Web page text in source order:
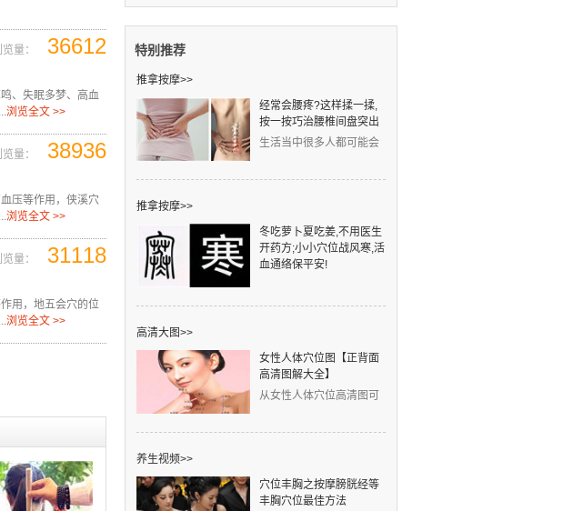
量： 36612
、失眠多梦、高血
浏览全文 >>
量： 38936
压等作用，侠溪穴
浏览全文 >>
量： 31118
用，地五会穴的位
浏览全文 >>
特别推荐
推拿按摩>>
经常会腰疼?这样揉一揉,
按一按巧治腰椎间盘突出
生活当中很多人都可能会
推拿按摩>>
冬吃萝卜夏吃姜,不用医生
开药方;小小穴位战风寒,活
血通络保平安!
高清大图>>
女性人体穴位图【正背面
高清图解大全】
从女性人体穴位高清图可
养生视频>>
穴位丰胸之按摩膀胱经等
丰胸穴位最佳方法